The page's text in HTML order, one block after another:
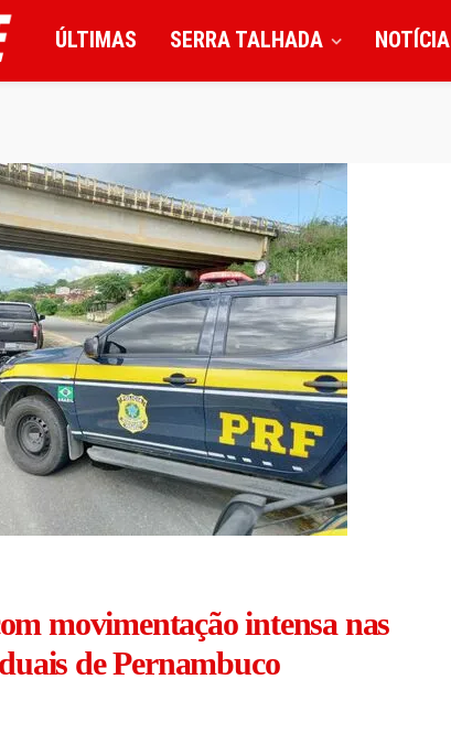
ÚLTIMAS SERRA TALHADA NOTÍCIA
movimentação intensa nas
de Pernambuco